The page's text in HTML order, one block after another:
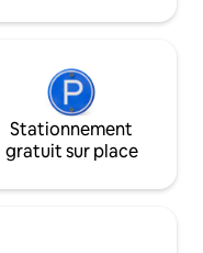
événements
Stationnement
gratuit sur place